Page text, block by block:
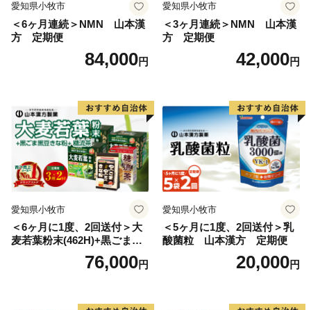
愛知県小牧市
＜6ヶ月連続＞NMN 山本漢
方 定期便
84,000円
愛知県小牧市
＜3ヶ月連続＞NMN 山本漢
方 定期便
42,000円
愛知県小牧市
＜6ヶ月に1度、2回送付＞大
麦若葉粉末(462H)+黒ごま黒
豆きな粉+ 糖流茶 山本漢
76,000円
愛知県小牧市
＜5ヶ月に1度、2回送付＞乳
酸菌粒 山本漢方 定期便
20,000円